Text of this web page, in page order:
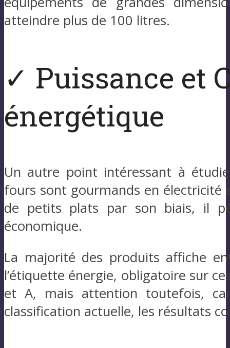
atteindre plus de 100 litres.
✓ Puissance et
énergétique
Un autre point intéressant à
fours sont gourmands en électricité
de petits plats par son biais, il
économique.
La majorité des produits affiche
l’étiquette énergie, obligatoire sur
et A, mais attention toutefois,
classification actuelle, les résultats